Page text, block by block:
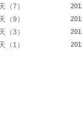
（7）
（9）
（3）
（1）